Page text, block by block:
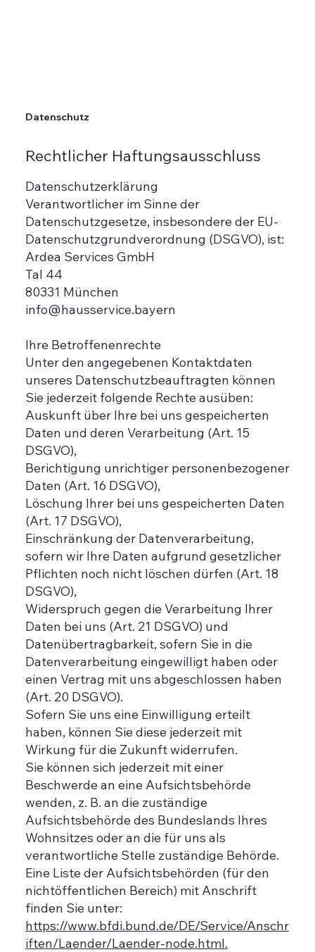
Datenschutz
Rechtlicher Haftungsausschluss
Datenschutzerklärung
Verantwortlicher im Sinne der
Datenschutzgesetze, insbesondere der EU-
Datenschutzgrundverordnung (DSGVO), ist:
Ardea Services GmbH
Tal 44
80331 München
info@hausservice.bayern
Ihre Betroffenenrechte
Unter den angegebenen Kontaktdaten
unseres Datenschutzbeauftragten können
Sie jederzeit folgende Rechte ausüben:
Auskunft über Ihre bei uns gespeicherten
Daten und deren Verarbeitung (Art. 15
DSGVO),
Berichtigung unrichtiger personenbezogener
Daten (Art. 16 DSGVO),
Löschung Ihrer bei uns gespeicherten Daten
(Art. 17 DSGVO),
Einschränkung der Datenverarbeitung,
sofern wir Ihre Daten aufgrund gesetzlicher
Pflichten noch nicht löschen dürfen (Art. 18
DSGVO),
Widerspruch gegen die Verarbeitung Ihrer
Daten bei uns (Art. 21 DSGVO) und
Datenübertragbarkeit, sofern Sie in die
Datenverarbeitung eingewilligt haben oder
einen Vertrag mit uns abgeschlossen haben
(Art. 20 DSGVO).
Sofern Sie uns eine Einwilligung erteilt
haben, können Sie diese jederzeit mit
Wirkung für die Zukunft widerrufen.
Sie können sich jederzeit mit einer
Beschwerde an eine Aufsichtsbehörde
wenden, z. B. an die zuständige
Aufsichtsbehörde des Bundeslands Ihres
Wohnsitzes oder an die für uns als
verantwortliche Stelle zuständige Behörde.
Eine Liste der Aufsichtsbehörden (für den
nichtöffentlichen Bereich) mit Anschrift
finden Sie unter:
https://www.bfdi.bund.de/DE/Service/Anschr
iften/Laender/Laender-node.html.